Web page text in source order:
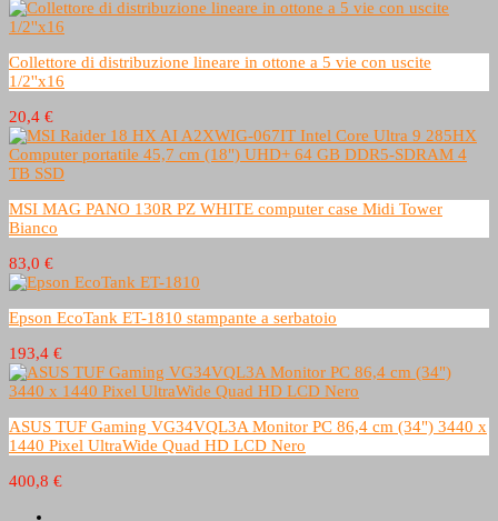
Collettore di distribuzione lineare in ottone a 5 vie con uscite
1/2''x16
20,4 €
MSI MAG PANO 130R PZ WHITE computer case Midi Tower
Bianco
83,0 €
Epson EcoTank ET-1810 stampante a serbatoio
193,4 €
ASUS TUF Gaming VG34VQL3A Monitor PC 86,4 cm (34") 3440 x
1440 Pixel UltraWide Quad HD LCD Nero
400,8 €